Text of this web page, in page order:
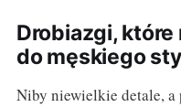
Drobiazgi,
do męskiego
Niby niewielkie detale, a